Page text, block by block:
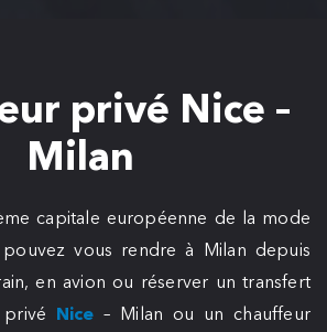
privé Nice –
Milan
capitale européenne de la mode
pouvez vous rendre à Milan depuis
en avion ou réserver un transfert
Nice– Milan ou un chauffeur